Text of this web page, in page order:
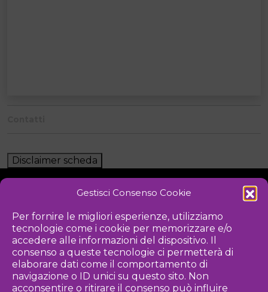
Gestisci Consenso Cookie
Per fornire le migliori esperienze, utilizziamo
tecnologie come i cookie per memorizzare e/o
accedere alle informazioni del dispositivo. Il
consenso a queste tecnologie ci permetterà di
elaborare dati come il comportamento di
navigazione o ID unici su questo sito. Non
acconsentire o ritirare il consenso può influire
Disclaimer scheda
PRIVACY POLICY
Iniziativa